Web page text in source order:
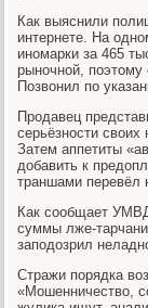
Как выяснили
интернете. На
иномарки за 465
рыночной, поэтому
Позвонил по
Продавец
серьёзности своих
Затем аппетиты
добавить к
траншами перевёл
Как сообщает
суммы лже-
заподозрил
Стражи порядка
«Мошенничество,